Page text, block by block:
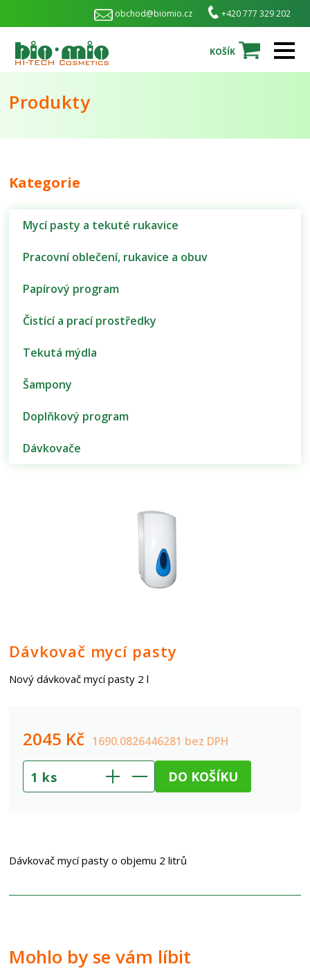
+420 777 329 202
obchod@biomio.cz
KOŠÍK
Produkty
Kategorie
Mycí pasty a tekuté rukavice
Pracovní oblečení, rukavice a obuv
Papírový program
Čistící a prací prostředky
Tekutá mýdla
Šampony
Doplňkový program
Dávkovače
Dávkovač mycí pasty
Nový dávkovač mycí pasty 2 l
2045 Kč 1690.0826446281 bez DPH
1 ks DO KOŠÍKU
Dávkovač mycí pasty o objemu 2 litrů
Mohlo by se vám líbit